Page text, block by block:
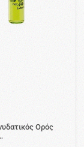
Ορός